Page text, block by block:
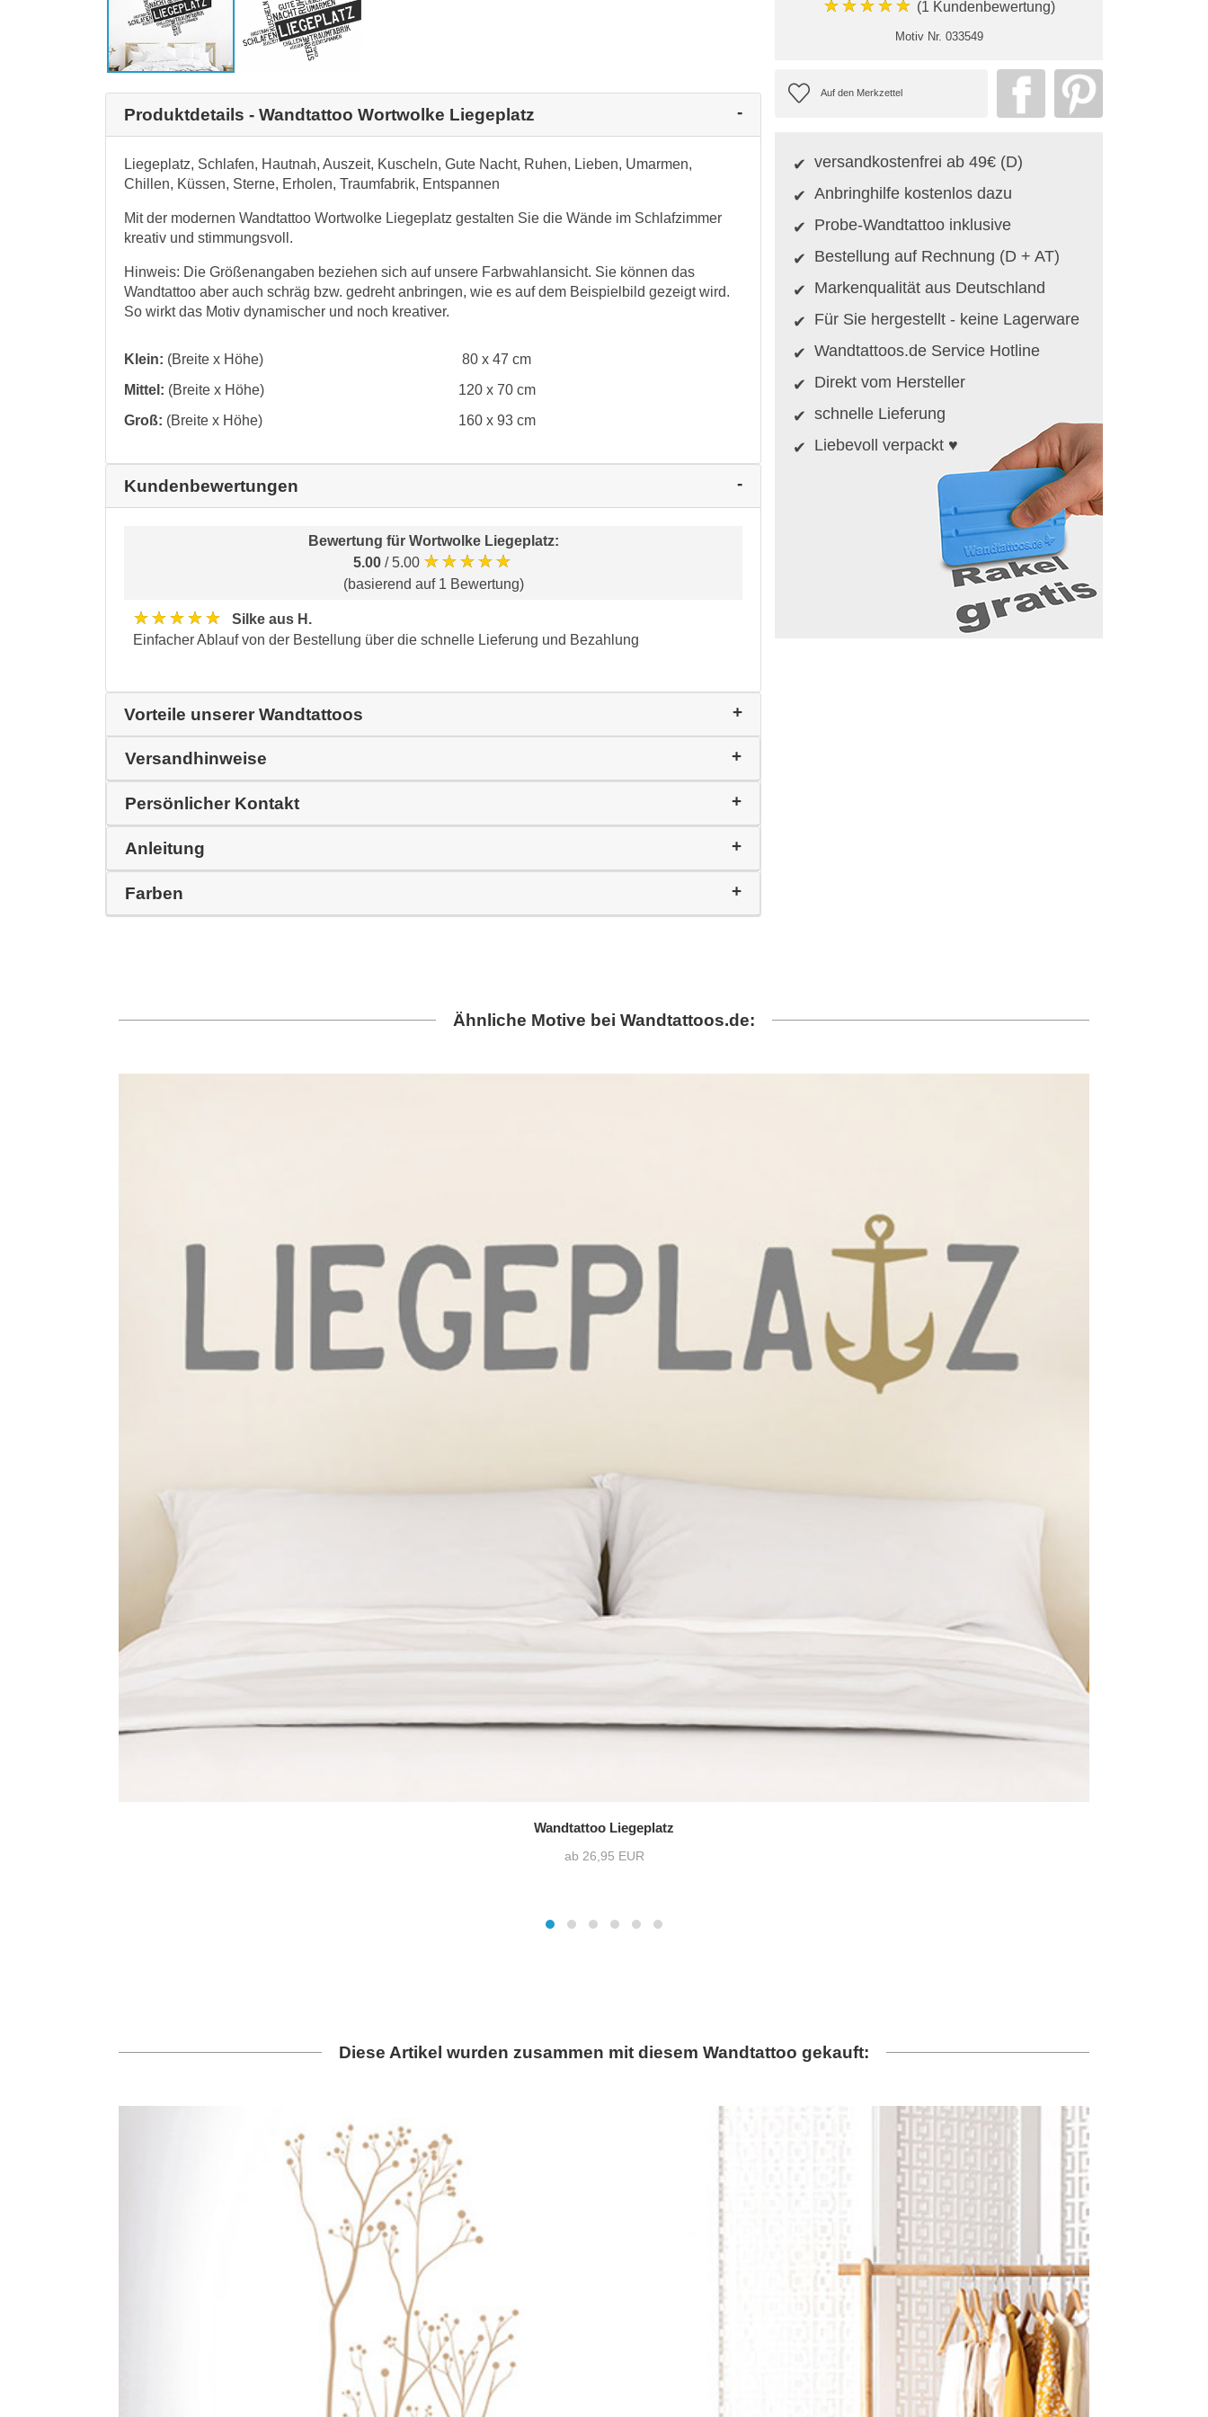
Produktdetails - Wandtattoo Wortwolke Liegeplatz
Liegeplatz, Schlafen, Hautnah, Auszeit, Kuscheln, Gute Nacht, Ruhen, Lieben, Umarmen,
Chillen, Küssen, Sterne, Erholen, Traumfabrik, Entspannen
Mit der modernen Wandtattoo Wortwolke Liegeplatz gestalten Sie die Wände im Schlafzimmer
kreativ und stimmungsvoll.
Hinweis: Die Größenangaben beziehen sich auf unsere Farbwahlansicht. Sie können das
Wandtattoo aber auch schräg bzw. gedreht anbringen, wie es auf dem Beispielbild gezeigt wird.
So wirkt das Motiv dynamischer und noch kreativer.
Klein: (Breite x Höhe)
80 x 47 cm
Mittel: (Breite x Höhe)
120 x 70 cm
Groß: (Breite x Höhe) 160 x 93 cm
Kundenbewertungen
Bewertung für Wortwolke Liegeplatz:
5.00 / 5.00 ★★★★★
(basierend auf 1 Bewertung)
★★★★★
Silke aus H.
Einfacher Ablauf von der Bestellung über die schnelle Lieferung und Bezahlung
Vorteile unserer Wandtattoos
Versandhinweise
Persönlicher Kontakt
Anleitung
Farben
★★★★★ (1 Kundenbewertung)
Motiv Nr. 033549
versandkostenfrei ab 49€ (D)
Anbringhilfe kostenlos dazu
Probe-Wandtattoo inklusive
Bestellung auf Rechnung (D + AT)
Markenqualität aus Deutschland
Für Sie hergestellt - keine Lagerware
Wandtattoos.de Service Hotline
Direkt vom Hersteller
schnelle Lieferung
Liebevoll verpackt ♥
Ähnliche Motive bei Wandtattoos.de:
Wandtattoo Liegeplatz
ab 26,95 EUR
Diese Artikel wurden zusammen mit diesem Wandtattoo gekauft: